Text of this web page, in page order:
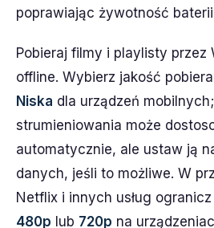
poprawiając żywotność
Pobieraj filmy i playlisty przez
offline. Wybierz jakość
Niska dla urządzeń
strumieniowania może
automatycznie, ale ustaw ją
danych, jeśli to możliwe. W
Netflix i innych usług
480p lub 720p na